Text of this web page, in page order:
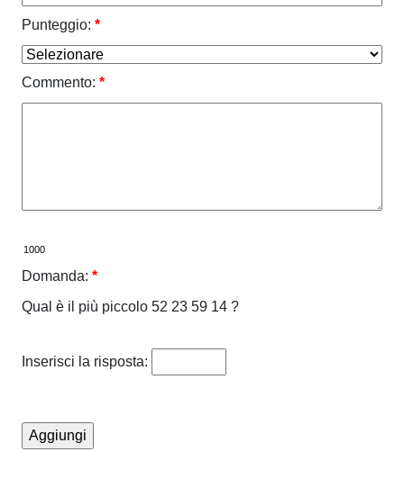
Punteggio: *
Commento: *
Domanda: *
Qual è il più piccolo 52 23 59 14 ?
Inserisci la risposta: